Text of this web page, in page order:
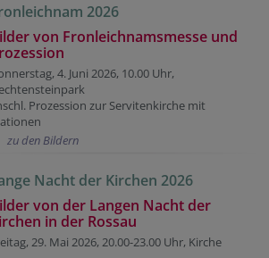
2026
von Fronleichnamsmesse und
4. Juni 2026, 10.00 Uhr,
Prozession zur Servitenkirche mit
zu den Bildern
Nacht der Kirchen 2026
von der Langen Nacht der
in der Rossau
29. Mai 2026, 20.00-23.00 Uhr, Kirche